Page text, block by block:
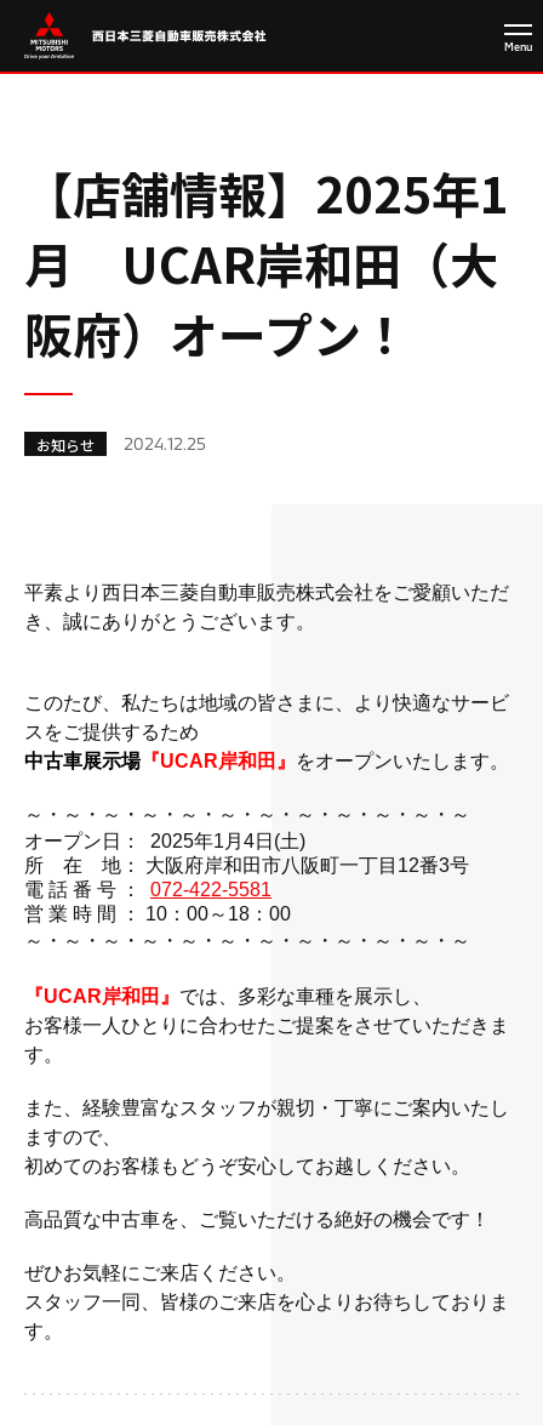
【店舗情報】2025年1
月 UCAR岸和田（大
阪府）オープン！
お知らせ 2024.12.25
平素より西日本三菱自動車販売株式会社をご愛顧いただ
き、 誠にありがとうございます。
このたび、私たちは地域の皆さまに、より快適なサービ
スをご提供するため
中古車展示場『UCAR岸和田』 をオープンいたします。
～・～・～・～・～・～・～・～・～・～・～・～
オープン日： 2025年1月4日(土)
所 在 地： 大阪府岸和田市八阪町一丁目12番3号
電 話 番 号 ：
072-422-5581
営 業 時 間 ： 10：00～18：00
～・～・～・～・～・～・～・～・～・～・～・～
『UCAR岸和田』 では、多彩な車種を展示し、
お客様一人ひとりに合わせたご提案をさせていただきま
す。
また、経験豊富なスタッフが親切・丁寧にご案内いたし
ますので、
初めてのお客様もどうぞ安心してお越しください。
高品質な中古車を、ご覧いただける絶好の機会です！
ぜひお気軽にご来店ください。
スタッフ一同、皆様のご来店を心よりお待ちしておりま
す。